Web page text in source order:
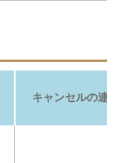
キャンセルの連